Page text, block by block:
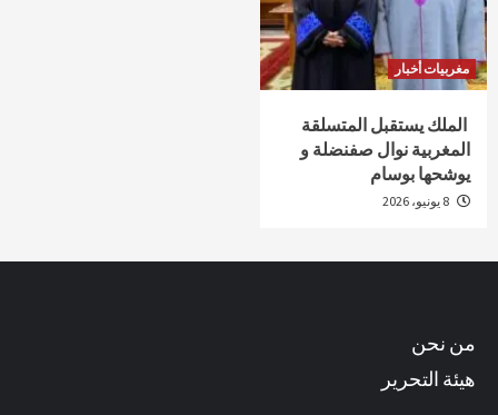
مغربيات أخبار
الملك يستقبل المتسلقة
المغربية نوال صفنضلة و
يوشحها بوسام
من نحن
هيئة التحرير